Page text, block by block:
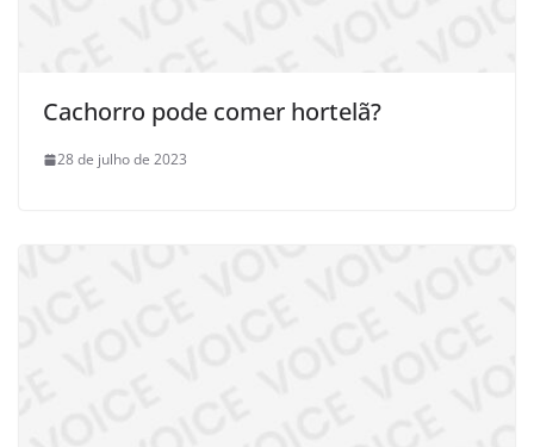
Cachorro pode comer hortelã?
28 de julho de 2023